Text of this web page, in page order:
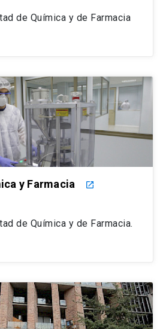
de Química y de Farmacia
y Farmacia launch
de Química y de Farmacia.